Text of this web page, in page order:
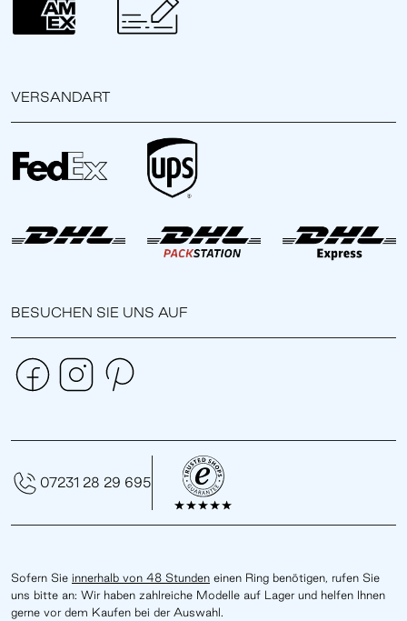
VERSANDART
BESUCHEN SIE UNS AUF
Sofern Sie innerhalb von 48 Stunden einen Ring benötigen, rufen Sie
uns bitte an: Wir haben zahlreiche Modelle auf Lager und helfen Ihnen
gerne vor dem Kaufen bei der Auswahl.
07231 28 29 695